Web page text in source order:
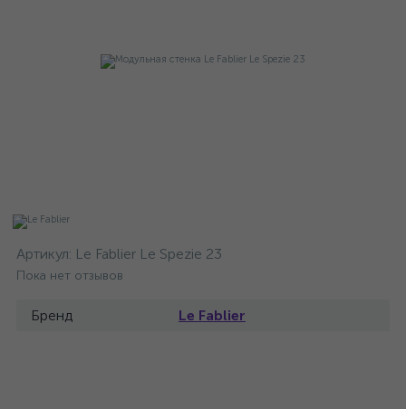
Артикул: Le Fablier Le Spezie 23
Пока нет отзывов
Бренд Le Fablier